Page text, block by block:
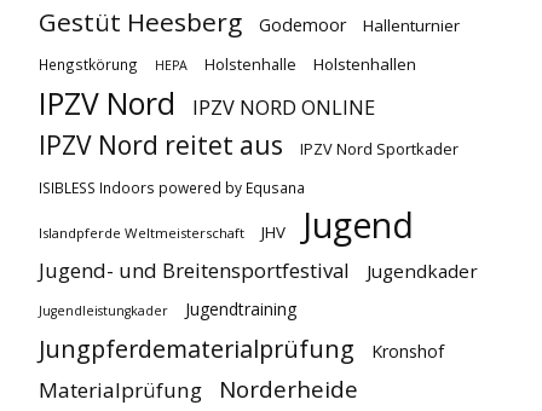
Gestüt Heesberg Godemoor Hallenturnier
Hengstkörung HEPA Holstenhalle Holstenhallen
IPZV Nord IPZV NORD ONLINE
IPZV Nord reitet aus IPZV Nord Sportkader
ISIBLESS Indoors powered by Equsana
Islandpferde Weltmeisterschaft JHV Jugend
Jugend- und Breitensportfestival Jugendkader
Jugendleistungkader Jugendtraining
Jungpferdematerialprüfung Kronshof
Materialprüfung Norderheide